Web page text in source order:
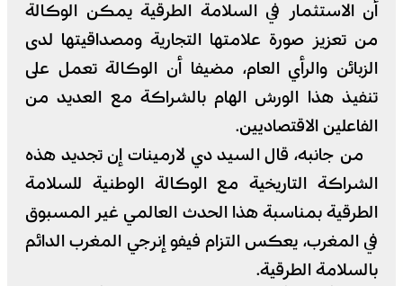
أن الاستثمار في السلامة الطرقية يمكن الوكالة
من تعزيز صورة علامتها التجارية ومصداقيتها لدى
الزبائن والرأي العام، مضيفا أن الوكالة تعمل على
تنفيذ هذا الورش الهام بالشراكة مع العديد من
الفاعلين الاقتصاديين.
من جانبه، قال السيد دي لارمينات إن تجديد هذه
الشراكة التاريخية مع الوكالة الوطنية للسلامة
الطرقية بمناسبة هذا الحدث العالمي غير المسبوق
في المغرب، يعكس التزام فيفو إنرجي المغرب الدائم
بالسلامة الطرقية.